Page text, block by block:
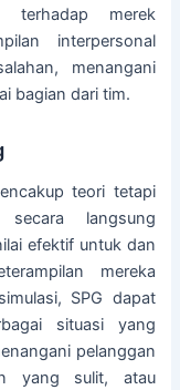
terhadap merek
interpersonal
menangani
bagian dari tim.
teori tetapi
langsung
efektif untuk dan
mereka
SPG dapat
situasi yang
pelanggan
yang sulit, atau